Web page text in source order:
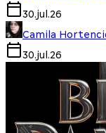
30.jul.26
Camila
30.jul.26